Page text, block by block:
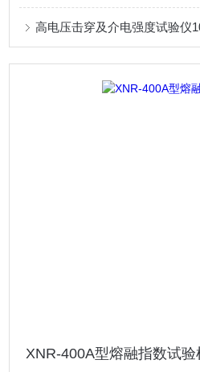
高电压击穿及介电强度试验仪
XNR-400A型熔融指数试验